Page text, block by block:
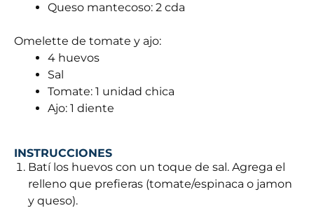
Queso mantecoso: 2 cda
Omelette de tomate y ajo:
4 huevos
Sal
Tomate: 1 unidad chica
Ajo: 1 diente
INSTRUCCIONES
Batí los huevos con un toque de sal. Agrega el
relleno que prefieras (tomate/espinaca o jamon
y queso).